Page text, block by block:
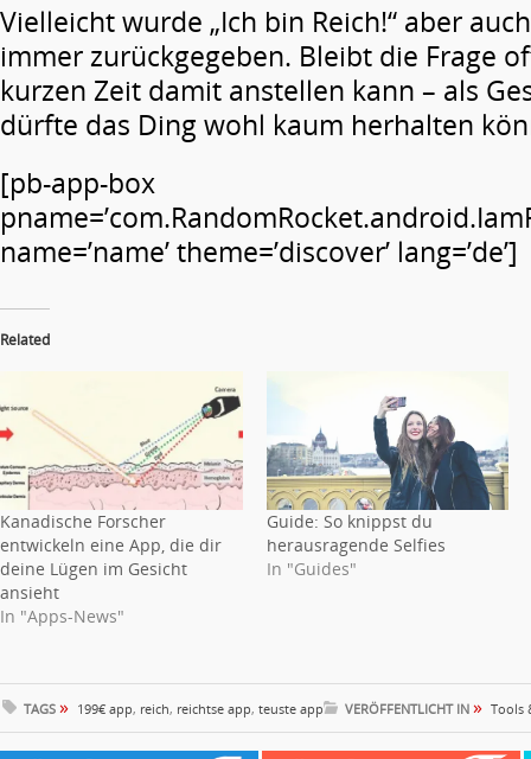
Vielleicht wurde „Ich bin Reich!“ aber
immer zurückgegeben. Bleibt die Frage
kurzen Zeit damit anstellen kann – als
dürfte das Ding wohl kaum herhalten
[pb-app-box
name=’name’ theme=’discover’ lang=’de’]
Related
Kanadische Forscher
entwickeln eine App, die dir
deine Lügen im Gesicht
ansieht
In "Apps-News"
Guide: So knippst du
herausragende Selfies
In "Guides"
TAGS » 199€ app, reich, reichtse app, teuste app VERÖFFENTLICHT IN » Tools